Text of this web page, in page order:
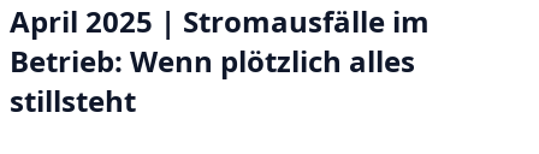
April 2025 | Stromausfälle im
Betrieb: Wenn plötzlich alles
stillsteht